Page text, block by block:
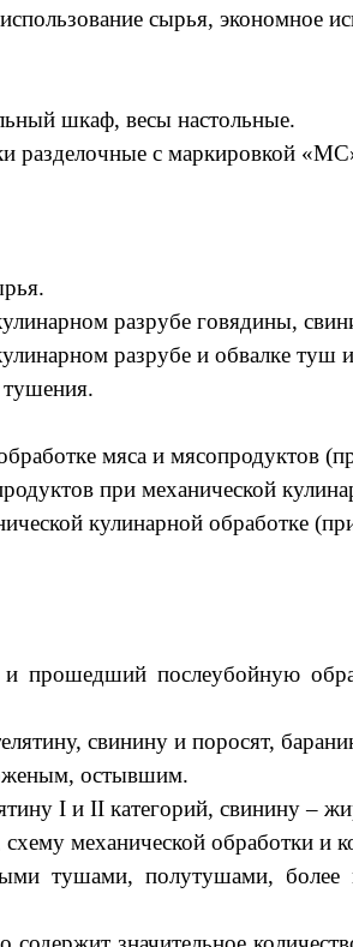
сырья, экономное
шкаф, весы настольные.
разделочные с маркировкой
разрубе говядины,
разрубе и обвалке
мяса и мясопродуктов
при механической
кулинарной обработке
прошедший послеубойную
свинину и поросят,
остывшим.
I и II категорий, свинину
механической обработки и
тушами, полутушами, более